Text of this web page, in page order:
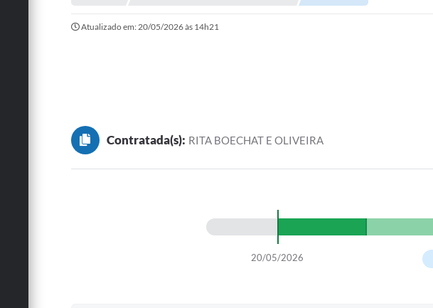
Atualizado em: 20/05/2026 às 14h21
Contratada(s): RITA BOECHAT E OLIVEIRA
20/05/2026